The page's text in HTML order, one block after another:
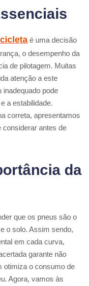
é uma decisão
o desempenho da
de pilotagem. Muitas
atenção a este
inadequado pode
a estabilidade.
correta, apresentamos
considerar antes de
da
que os pneus são o
o solo. Assim sendo,
em cada curva,
garante não
otimiza o consumo de
Agora, vamos às